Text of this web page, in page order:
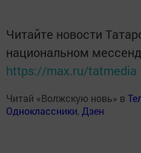
Читайте новости
национальном
https://max.ru/tatmedia
Читай «Волжскую новь» в
Одноклассники, Дзен